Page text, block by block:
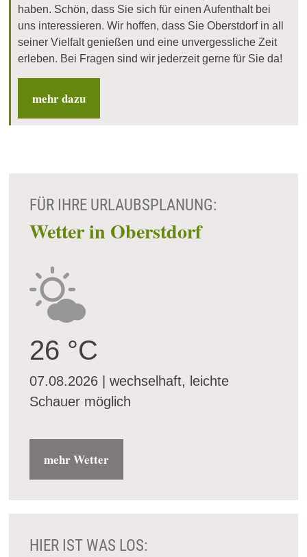
haben. Schön, dass Sie sich für einen Aufenthalt bei
uns interessieren. Wir hoffen, dass Sie Oberstdorf in all
seiner Vielfalt genießen und eine unvergessliche Zeit
erleben. Bei Fragen sind wir jederzeit gerne für Sie da!
mehr dazu
FÜR IHRE URLAUBSPLANUNG:
Wetter in Oberstdorf
26 °C
07.08.2026 | wechselhaft, leichte
Schauer möglich
mehr Wetter
HIER IST WAS LOS: